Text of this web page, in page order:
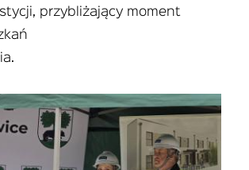
przybliżający moment